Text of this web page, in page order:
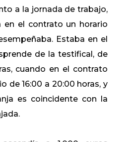
a la jornada de trabajo,
en el contrato un horario
Estaba en el
de la testifical, de
cuando en el contrato
de 16:00 a 20:00 horas, y
es coincidente con la